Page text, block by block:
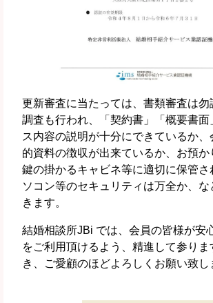
更新審査に当たっては、書類審査は
調査も行われ、「契約書」「概要書
ス内容の説明が十分にできているか
的資料の徴収が出来ているか、お預か
鍵の掛かるキャビネ等に適切に保管
ソコン等のセキュリティは万全か、
きます。
結婚相談所JBi では、会員の皆様が安
をご利用頂けるよう、精進して参り
き、ご愛顧のほどよろしくお願い致し